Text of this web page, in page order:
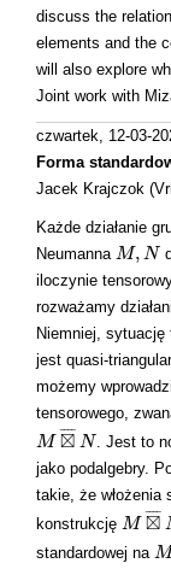
discuss the
elements and the
will also explore
Joint work with
czwartek, 12-03-
Forma
Jacek Krajczok
Każde działanie
Neumanna M, N
M,N
iloczynie
rozważamy
Niemniej, sytuację
jest quasi-
możemy
tensorowego,
M ⊠
¯ ¯
¯¯
N
M⊠¯N . Jest to
jako podalgebry.
takie, że włożenia
konstrukcję M ⊠
¯ ¯
¯¯
M⊠¯N
standardowej na M
M